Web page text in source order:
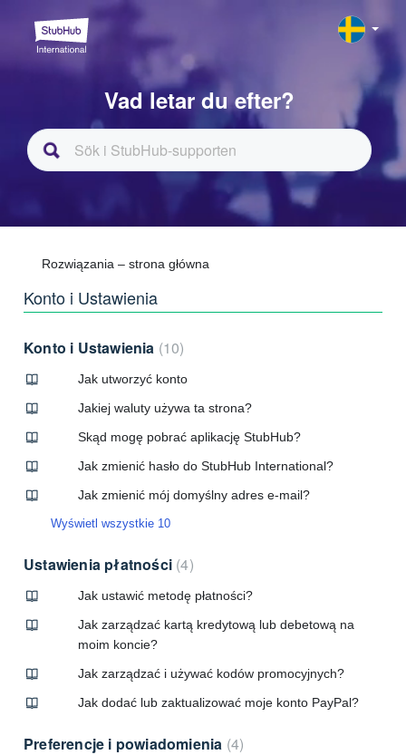
Vad letar du efter?
Rozwiązania – strona główna
Konto i Ustawienia
Konto i Ustawienia 10
Jak utworzyć konto
Jakiej waluty używa ta strona?
Skąd mogę pobrać aplikację StubHub?
Jak zmienić hasło do StubHub International?
Jak zmienić mój domyślny adres e-mail?
Wyświetl wszystkie 10
Ustawienia płatności 4
Jak ustawić metodę płatności?
Jak zarządzać kartą kredytową lub debetową na
moim koncie?
Jak zarządzać i używać kodów promocyjnych?
Jak dodać lub zaktualizować moje konto PayPal?
Preferencje i powiadomienia 4